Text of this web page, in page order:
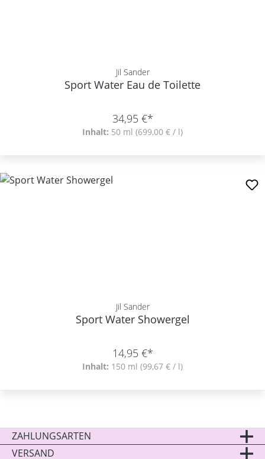
Jil Sander
Sport Water Eau de Toilette
34,95 €*
Inhalt: 50 ml (699,00 € / l)
Jil Sander
Sport Water Showergel
14,95 €*
Inhalt: 150 ml (99,67 € / l)
ZAHLUNGSARTEN
VERSAND